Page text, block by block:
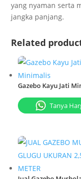
yang nyaman serta
jangka panjang.
Related
Gazebo Kayu Jati
Tanya